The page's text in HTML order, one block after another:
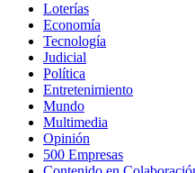
Loterías
Economía
Tecnología
Judicial
Política
Entretenimiento
Mundo
Multimedia
Opinión
500 Empresas